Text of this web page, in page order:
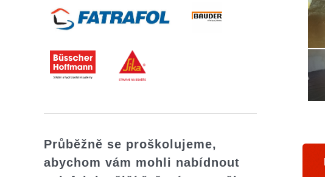
Průběžně se proškolujeme,
abychom vám mohli nabídnout